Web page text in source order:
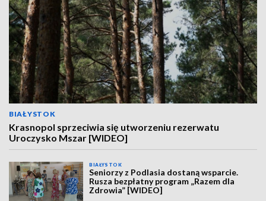
BIAŁYSTOK
Krasnopol sprzeciwia się utworzeniu rezerwatu
Uroczysko Mszar [WIDEO]
BIAŁYSTOK
Seniorzy z Podlasia dostaną wsparcie.
Rusza bezpłatny program „Razem dla
Zdrowia” [WIDEO]